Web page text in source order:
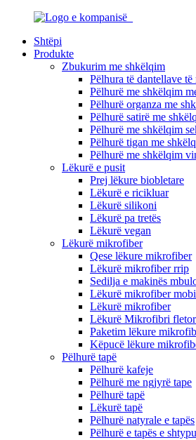
Shtëpi
Produkte
Zbukurim me shkëlqim
Pëlhura të dantellave
Pëlhurë me shkëlqim
Pëlhurë organza me
Pëlhurë satirë me
Pëlhurë me shkëlqim
Pëlhurë tigan me
Pëlhurë me shkëlqim
Lëkurë e pusit
Prej lëkure biobletare
Lëkurë e ricikluar
Lëkurë silikoni
Lëkurë pa tretës
Lëkurë vegan
Lëkurë mikrofiber
Qese lëkure mikrofiber
Lëkurë mikrofiber rrip
Sedilja e makinës
Lëkurë mikrofiber
Lëkurë mikrofiber
Lëkurë Mikrofibri
Paketim lëkure
Këpucë lëkure
Pëlhurë tapë
Pëlhurë kafeje
Pëlhurë me ngjyrë tape
Pëlhurë tapë
Lëkurë tapë
Pëlhurë natyrale e tapës
Pëlhurë e tapës e